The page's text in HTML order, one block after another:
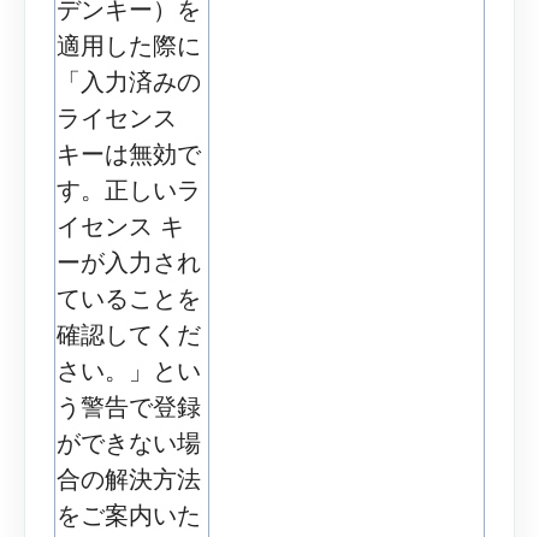
デンキー）を
適用した際に
「入力済みの
ライセンス
キーは無効で
す。正しいラ
イセンス キ
ーが入力され
ていることを
確認してくだ
さい。」とい
う警告で登録
ができない場
合の解決方法
をご案内いた